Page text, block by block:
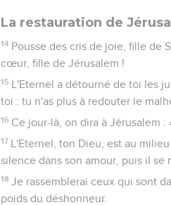
La restauration de
14 Pousse des cris de joie, fille de
cœur, fille de Jérusalem !
15 L'Eternel a détourné de toi les
toi : tu n'as plus à redouter le
16 Ce jour-là, on dira à Jérusalem :
17 L'Eternel, ton Dieu, est au
silence dans son amour, puis il se
18 Je rassemblerai ceux qui sont
poids du déshonneur.